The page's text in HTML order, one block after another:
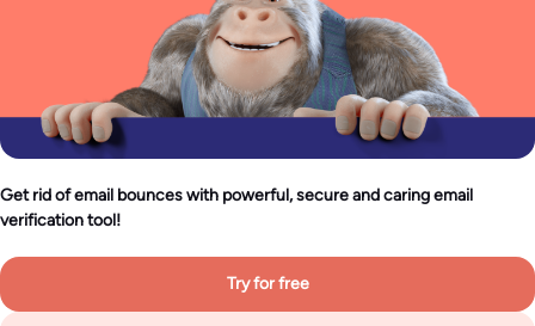
Get rid of email bounces with powerful, secure and caring email
verification tool!
Try for free